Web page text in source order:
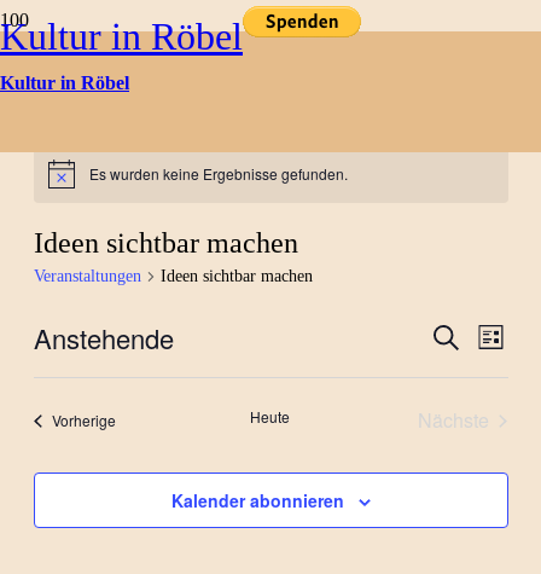
Kultur in Röbel
Kultur in Röbel
HinweisEs wurden keine Ergebnisse gefunden.
Ideen sichtbar machen
Veranstaltungen Ideen sichtbar machen
Suche
und
Suche
Liste
Anstehende
VorherigeVeranstaltungen Heute
Nächste
Kalender abonnieren